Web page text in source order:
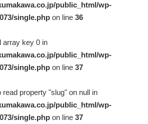
public_html/wp-
single.php on line36
array key 0 in
public_html/wp-
single.php on line37
read property "slug" on null in
public_html/wp-
single.php on line37